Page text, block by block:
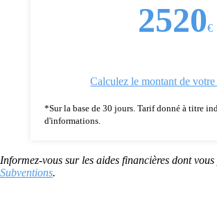
2520€
Calculez le montant de
*Sur la base de 30 jours. Tarif donné à titre
d'informations.
Informez-vous sur les aides financières dont
Subventions.